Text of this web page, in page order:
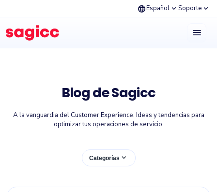
languageEspañol expand_more Soporte expand_more
menu
Blog de Sagicc
A la vanguardia del Customer Experience. Ideas y tendencias para
optimizar tus operaciones de servicio.
Categorías expand_more